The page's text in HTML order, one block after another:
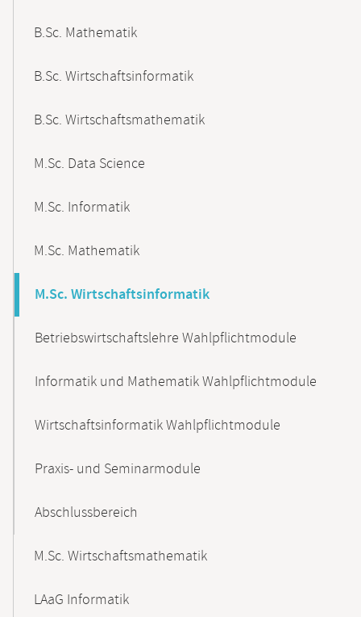
B.Sc. Mathematik
B.Sc. Wirtschaftsinformatik
B.Sc. Wirtschaftsmathematik
M.Sc. Data Science
M.Sc. Informatik
M.Sc. Mathematik
M.Sc. Wirtschaftsinformatik
Betriebswirtschaftslehre Wahlpflichtmodule
Informatik und Mathematik Wahlpflichtmodule
Wirtschaftsinformatik Wahlpflichtmodule
Praxis- und Seminarmodule
Abschlussbereich
M.Sc. Wirtschaftsmathematik
LAaG Informatik